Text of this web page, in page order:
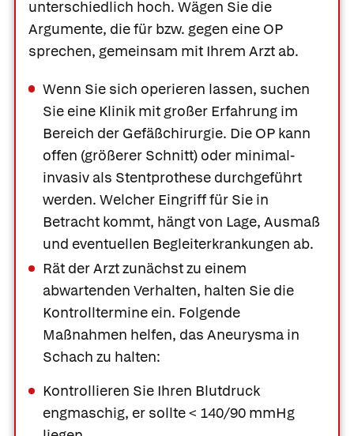
unterschiedlich hoch. Wägen Sie die
Argumente, die für bzw. gegen eine OP
sprechen, gemeinsam mit Ihrem Arzt ab.
Wenn Sie sich operieren lassen, suchen
Sie eine Klinik mit großer Erfahrung im
Bereich der Gefäßchirurgie. Die OP kann
offen (größerer Schnitt) oder minimal-
invasiv als Stentprothese durchgeführt
werden. Welcher Eingriff für Sie in
Betracht kommt, hängt von Lage, Ausmaß
und eventuellen Begleiterkrankungen ab.
Rät der Arzt zunächst zu einem
abwartenden Verhalten, halten Sie die
Kontrolltermine ein. Folgende
Maßnahmen helfen, das Aneurysma in
Schach zu halten:
Kontrollieren Sie Ihren Blutdruck
engmaschig, er sollte < 140/90 mmHg